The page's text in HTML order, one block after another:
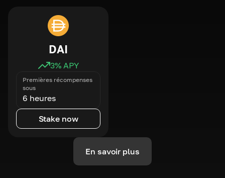
DAI
3% APY
Premières récompenses
sous
6 heures
Stake now
En savoir plus